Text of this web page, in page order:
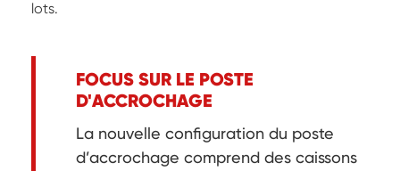
lots.
FOCUS SUR LE POSTE
D'ACCROCHAGE
La nouvelle configuration du poste
d’accrochage comprend des caissons